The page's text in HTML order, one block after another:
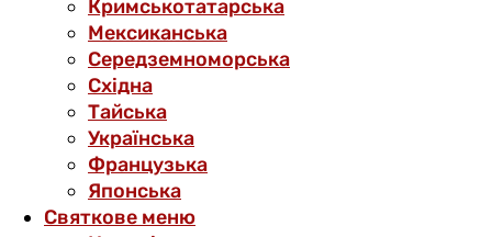
Кримськотатарська
Мексиканська
Середземноморська
Східна
Тайська
Українська
Французька
Японська
Святкове меню